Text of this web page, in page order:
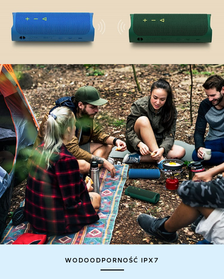
WODOODPORNOŚĆ IPX7